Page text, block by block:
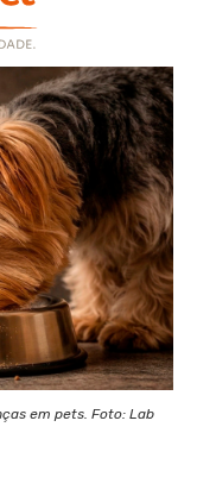
em pets. Foto: Lab